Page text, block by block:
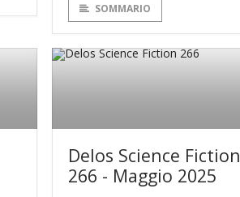
SOMMARIO
Delos Science Fiction
266 - Maggio 2025